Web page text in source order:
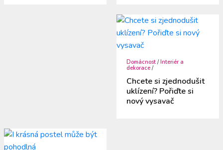
Domácnost /Interiér a
dekorace /
Chcete si zjednodušit
uklízení? Pořiďte si
nový vysavač